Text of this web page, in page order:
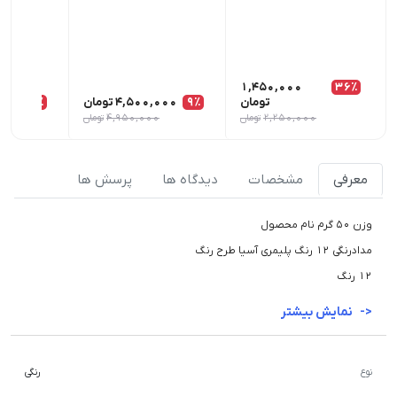
36٪
1,450,000
تومان
2,250,000 تومان
9٪ 4,500,000تومان
4,950,000 تومان
7٪
معرفی مشخصات دیدگاه ها پرسش ها
وزن 50 گرم نام محصول
مدادرنگی ۱۲ رنگ پلیمری آسیا طرح رنگ
12 رنگ
نوع رنگی